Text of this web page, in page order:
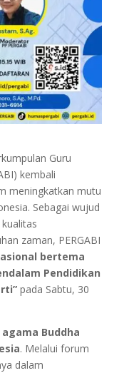
Guru
kembali
meningkatkan mutu
Sebagai wujud
zaman, PERGABI
bertema
Pendidikan
pada Sabtu, 30
Buddha
. Melalui forum
dalam